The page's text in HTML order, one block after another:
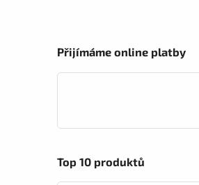
Přijímáme online platby
Top 10 produktů